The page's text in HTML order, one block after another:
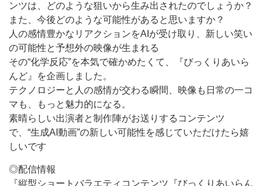
ンツは、どのような狙いから生み出されたのでしょうか？
また、今後どのような可能性があると思いますか？
人の感情豊かなリアクションをAIが受け取り、新しい笑い
の可能性と予想外の映像が生まれる
その“化学反応”を本気で確かめたくて、『びっくりあいら
んど』を企画しました。
テクノロジーと人の感情が交わる瞬間、映像も日常の一コ
マも、もっと魅力的になる。
素晴らしい出演者と制作陣がお送りするコンテンツ
で、“生成AI動画”の新しい可能性を感じていただけたら嬉
しいです
◎配信情報
『縦型ショートバラエティコンテンツ『びっくりあいらん